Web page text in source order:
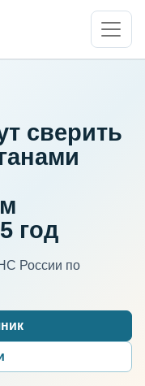
сверить
год
России по